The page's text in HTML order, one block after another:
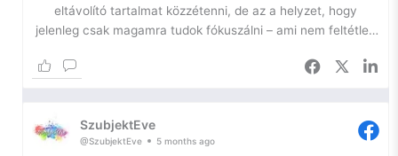
eltávolító tartalmat közzétenni, de az a helyzet, hogy
jelenleg csak magamra tudok fókuszálni – ami nem feltétlen
hogy naplózzam a lelkem, hátha ennyivel is sikerül
elhallgattatnom a belső hangokat.
SzubjektEve
@SzubjektEve 5 months ago